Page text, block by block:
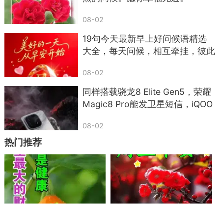
08-02
19句今天最新早上好问候语精选
大全，每天问候，相互牵挂，彼此
08-02
同样搭载骁龙8 Elite Gen5，荣耀
Magic8 Pro能发卫星短信，iQOO
08-02
热门推荐